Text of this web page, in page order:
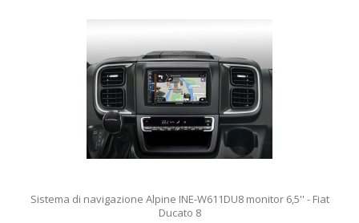
Sistema di navigazione Alpine INE-W611DU8 monitor 6,5'' - Fiat
Ducato 8